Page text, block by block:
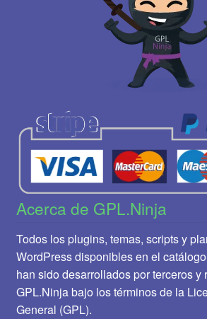
Acerca de GPL.Ninja
Todos los plugins, temas, scripts y
WordPress disponibles en el
han sido desarrollados por terceros y
GPL.Ninja bajo los términos de la
General (GPL).